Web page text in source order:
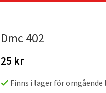
Dmc 402
25 kr
Finns i lager för omgående